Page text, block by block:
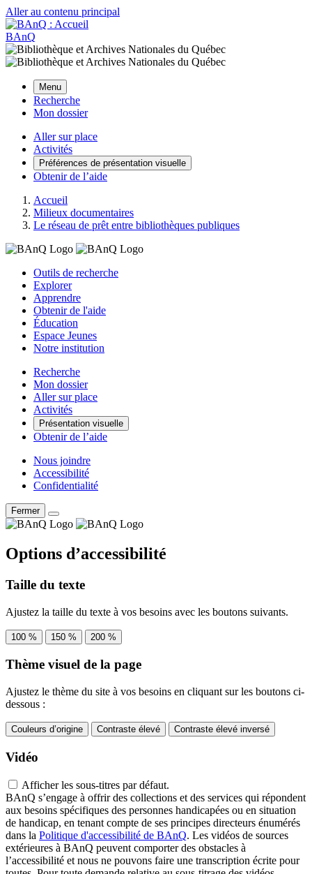
Aller au contenu principal
BAnQ
Menu
Recherche
Mon dossier
Aller sur place
Activités
Préférences de présentation visuelle
Obtenir de l’aide
Accueil
Milieux documentaires
Le réseau de prêt entre bibliothèques publiques
Outils de recherche
Explorer
Apprendre
Obtenir de l'aide
Éducation
Espace Jeunes
Notre institution
Recherche
Mon dossier
Aller sur place
Activités
Présentation visuelle
Obtenir de l’aide
Nous joindre
Accessibilité
Confidentialité
Fermer
Options d’accessibilité
Taille du texte
Ajustez la taille du texte à vos besoins avec les boutons suivants.
100 % 150 % 200 %
Thème visuel de la page
Ajustez le thème du site à vos besoins en cliquant sur les boutons ci-
dessous :
Couleurs d’origine Contraste élevé Contraste élevé inversé
Vidéo
Afficher les sous-titres par défaut.
BAnQ s’engage à offrir des collections et des services qui répondent
aux besoins spécifiques des personnes handicapées ou en situation
de handicap, en tenant compte de ses principes directeurs énumérés
dans la Politique d'accessibilité de BAnQ. Les vidéos de sources
extérieures à BAnQ peuvent comporter des obstacles à
l’accessibilité et nous ne pouvons faire une transcription écrite pour